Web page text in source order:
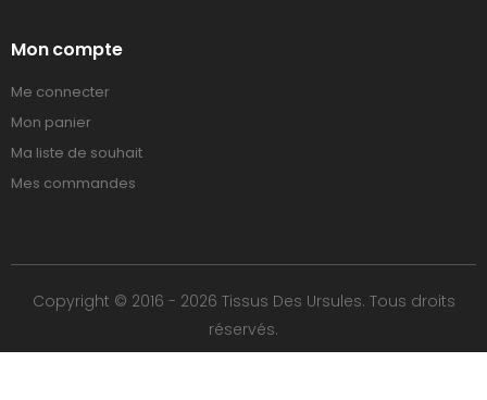
Mon compte
Me connecter
Mon panier
Ma liste de souhait
Mes commandes
Copyright © 2016 - 2026 Tissus Des Ursules. Tous droits
réservés.